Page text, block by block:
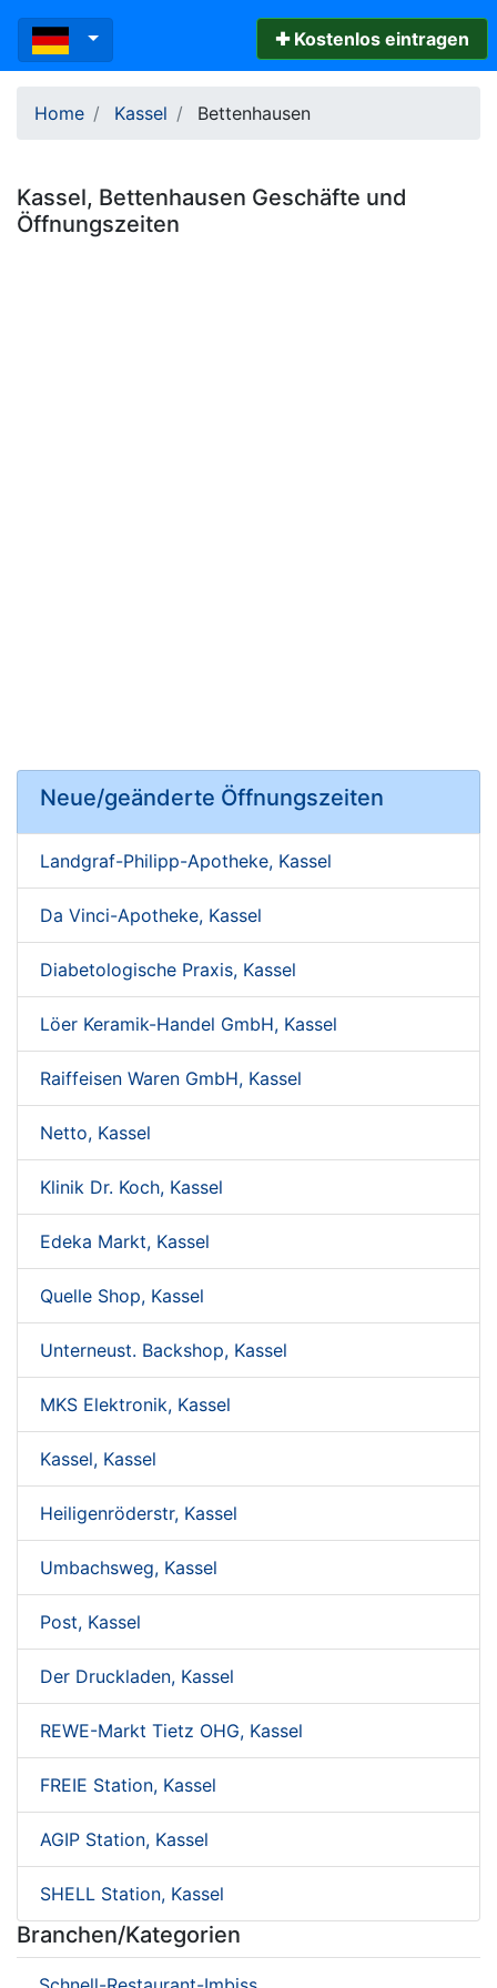
✚ Kostenlos eintragen
Home Kassel Bettenhausen
Kassel, Bettenhausen Geschäfte und
Öffnungszeiten
Neue/geänderte Öffnungszeiten
Landgraf-Philipp-Apotheke, Kassel
Da Vinci-Apotheke, Kassel
Diabetologische Praxis, Kassel
Löer Keramik-Handel GmbH, Kassel
Raiffeisen Waren GmbH, Kassel
Netto, Kassel
Klinik Dr. Koch, Kassel
Edeka Markt, Kassel
Quelle Shop, Kassel
Unterneust. Backshop, Kassel
MKS Elektronik, Kassel
Kassel, Kassel
Heiligenröderstr, Kassel
Umbachsweg, Kassel
Post, Kassel
Der Druckladen, Kassel
REWE-Markt Tietz OHG, Kassel
FREIE Station, Kassel
AGIP Station, Kassel
SHELL Station, Kassel
Branchen/Kategorien